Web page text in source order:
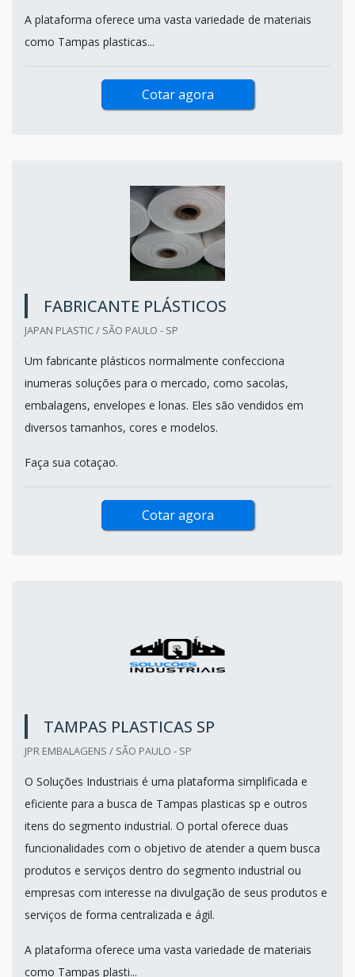
A plataforma oferece uma vasta variedade de materiais
como Tampas plasticas...
Cotar agora
FABRICANTE PLÁSTICOS
JAPAN PLASTIC / SÃO PAULO - SP
Um fabricante plásticos normalmente confecciona
inumeras soluções para o mercado, como sacolas,
embalagens, envelopes e lonas. Eles são vendidos em
diversos tamanhos, cores e modelos.
Faça sua cotaçao.
Cotar agora
TAMPAS PLASTICAS SP
JPR EMBALAGENS / SÃO PAULO - SP
O Soluções Industriais é uma plataforma simplificada e
eficiente para a busca de Tampas plasticas sp e outros
itens do segmento industrial. O portal oferece duas
funcionalidades com o objetivo de atender a quem busca
produtos e serviços dentro do segmento industrial ou
empresas com interesse na divulgação de seus produtos e
serviços de forma centralizada e ágil.
A plataforma oferece uma vasta variedade de materiais
como Tampas plasti...